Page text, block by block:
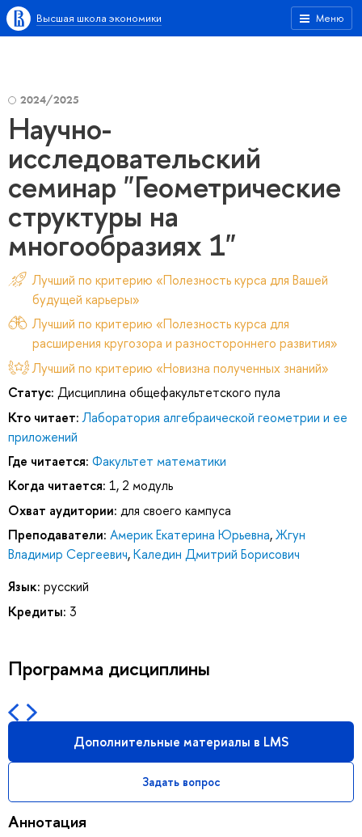
Меню
Высшая школа экономики
2024/2025
Научно-
исследовательский
семинар "Геометрические
структуры на
многообразиях 1"
Лучший по критерию «Полезность курса для Вашей
будущей карьеры»
Лучший по критерию «Полезность курса для
расширения кругозора и разностороннего развития»
Лучший по критерию «Новизна полученных знаний»
Статус: Дисциплина общефакультетского пула
Кто читает: Лаборатория алгебраической геометрии и ее
приложений
Где читается: Факультет математики
Когда читается: 1, 2 модуль
Охват аудитории: для своего кампуса
Преподаватели: Америк Екатерина Юрьевна,Жгун
Владимир Сергеевич,Каледин Дмитрий Борисович
Язык: русский
Кредиты: 3
Программа дисциплины
Дополнительные материалы в LMS
Задать вопрос
Аннотация